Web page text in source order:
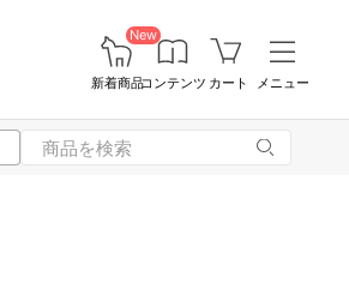
New
新着商品コンテンツ カート メニュー